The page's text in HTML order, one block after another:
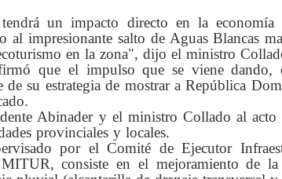
un impacto directo en la
al impresionante salto de Aguas Blancas
en la zona", dijo el ministro
que el impulso que se viene
de su estrategia de mostrar a República
Abinader y el ministro Collado al acto
provinciales y locales.
por el Comité de Ejecutor
consiste en el mejoramiento de la